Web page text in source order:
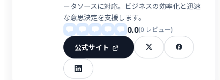
ータソースに対応。ビジネスの効率化と迅速
な意思決定を支援します。
0.0(0 レビュー)
公式サイト